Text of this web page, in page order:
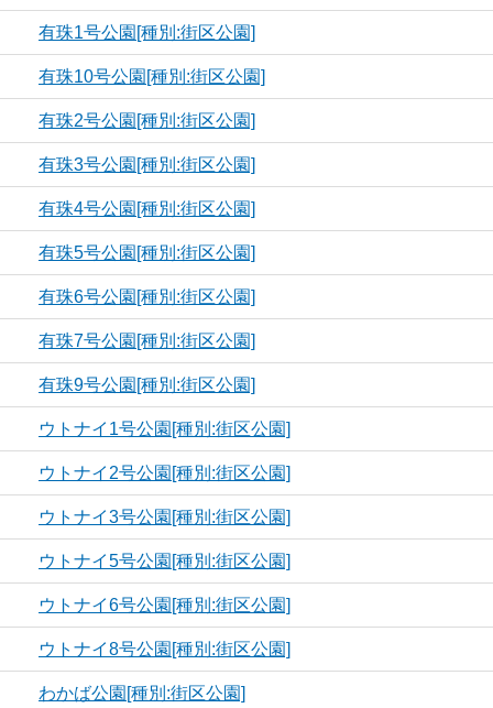
有珠1号公園[種別:街区公園]
有珠10号公園[種別:街区公園]
有珠2号公園[種別:街区公園]
有珠3号公園[種別:街区公園]
有珠4号公園[種別:街区公園]
有珠5号公園[種別:街区公園]
有珠6号公園[種別:街区公園]
有珠7号公園[種別:街区公園]
有珠9号公園[種別:街区公園]
ウトナイ1号公園[種別:街区公園]
ウトナイ2号公園[種別:街区公園]
ウトナイ3号公園[種別:街区公園]
ウトナイ5号公園[種別:街区公園]
ウトナイ6号公園[種別:街区公園]
ウトナイ8号公園[種別:街区公園]
わかば公園[種別:街区公園]